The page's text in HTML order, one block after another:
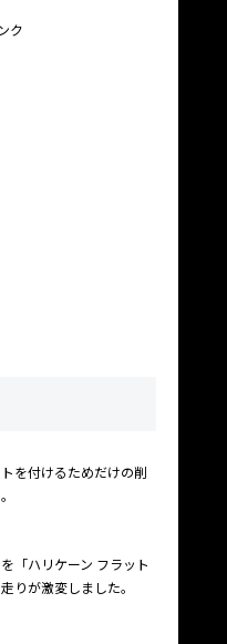
ク
を付けるためだけの削
「ハリケーン フラット
りが激変しました。